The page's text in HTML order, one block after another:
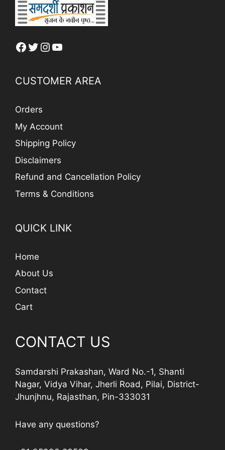
Facebook
Twitter
Instagram
YouTube
CUSTOMER AREA
Orders
My Account
Shipping Policy
Disclaimers
Refund and Cancellation Policy
Terms & Conditions
QUICK LINK
Home
About Us
Contact
Cart
CONTACT US
Samdarshi Prakashan, Ward No.-1, Shanti
Nagar, Vidya Vihar, Jherli Road, Pilai, District-
Jhunjhnu, Rajasthan, Pin-333031
Have any questions?